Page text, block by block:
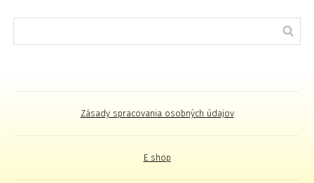
Zásady spracovania osobných údajov
E shop